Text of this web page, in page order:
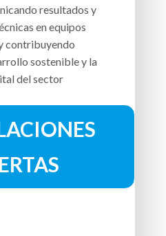
resultados y
en equipos
contribuyendo
sostenible y la
del sector